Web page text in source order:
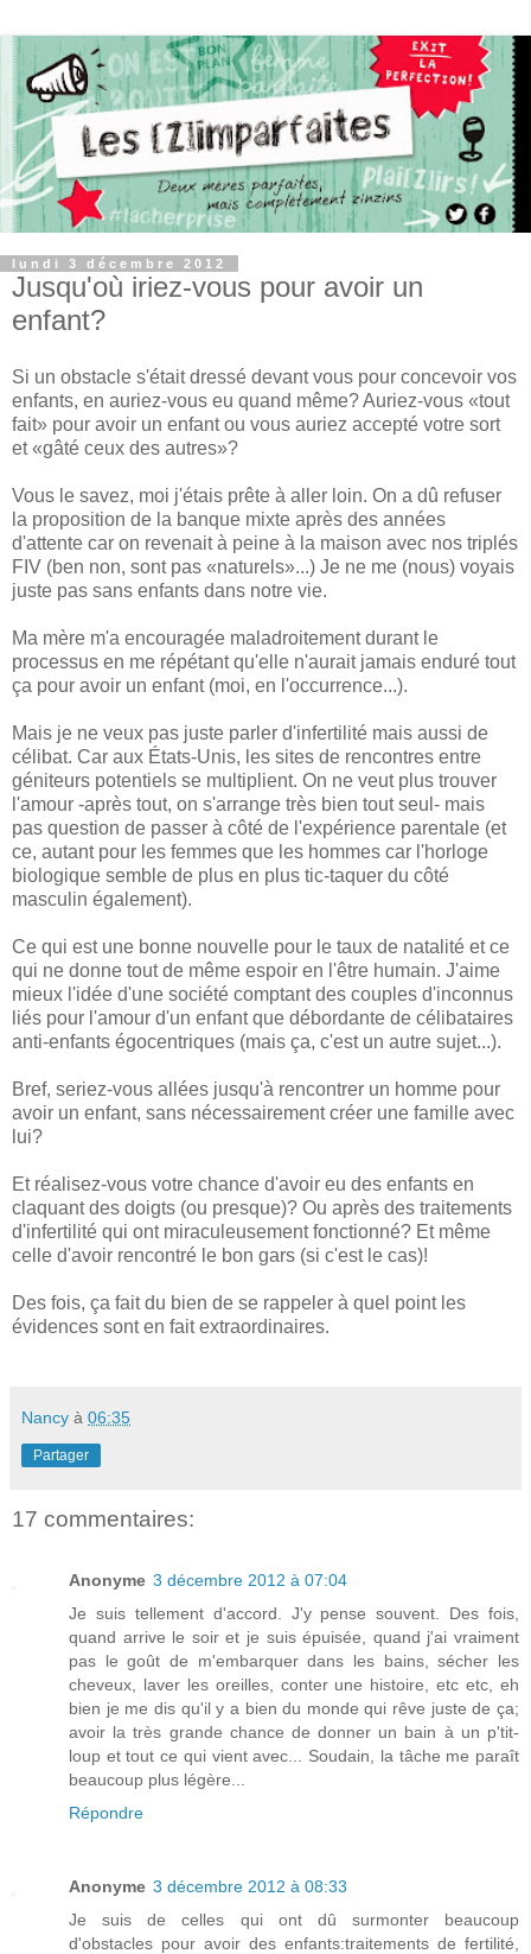
lundi 3 décembre 2012
Jusqu'où iriez-vous pour avoir un
enfant?
Si un obstacle s'était dressé devant vous pour concevoir vos
enfants, en auriez-vous eu quand même? Auriez-vous «tout
fait» pour avoir un enfant ou vous auriez accepté votre sort
et «gâté ceux des autres»?
Vous le savez, moi j'étais prête à aller loin. On a dû refuser
la proposition de la banque mixte après des années
d'attente car on revenait à peine à la maison avec nos triplés
FIV (ben non, sont pas «naturels»...) Je ne me (nous) voyais
juste pas sans enfants dans notre vie.
Ma mère m'a encouragée maladroitement durant le
processus en me répétant qu'elle n'aurait jamais enduré tout
ça pour avoir un enfant (moi, en l'occurrence...).
Mais je ne veux pas juste parler d'infertilité mais aussi de
célibat. Car aux États-Unis, les sites de rencontres entre
géniteurs potentiels se multiplient. On ne veut plus trouver
l'amour -après tout, on s'arrange très bien tout seul- mais
pas question de passer à côté de l'expérience parentale (et
ce, autant pour les femmes que les hommes car l'horloge
biologique semble de plus en plus tic-taquer du côté
masculin également).
Ce qui est une bonne nouvelle pour le taux de natalité et ce
qui ne donne tout de même espoir en l'être humain. J'aime
mieux l'idée d'une société comptant des couples d'inconnus
liés pour l'amour d'un enfant que débordante de célibataires
anti-enfants égocentriques (mais ça, c'est un autre sujet...).
Bref, seriez-vous allées jusqu'à rencontrer un homme pour
avoir un enfant, sans nécessairement créer une famille avec
lui?
Et réalisez-vous votre chance d'avoir eu des enfants en
claquant des doigts (ou presque)? Ou après des traitements
d'infertilité qui ont miraculeusement fonctionné? Et même
celle d'avoir rencontré le bon gars (si c'est le cas)!
Des fois, ça fait du bien de se rappeler à quel point les
évidences sont en fait extraordinaires.
Nancy à 06:35
Partager
17 commentaires:
Anonyme 3 décembre 2012 à 07:04
Je suis tellement d'accord. J'y pense souvent. Des fois,
quand arrive le soir et je suis épuisée, quand j'ai vraiment
pas le goût de m'embarquer dans les bains, sécher les
cheveux, laver les oreilles, conter une histoire, etc etc, eh
bien je me dis qu'il y a bien du monde qui rêve juste de ça;
avoir la très grande chance de donner un bain à un p'tit-
loup et tout ce qui vient avec... Soudain, la tâche me paraît
beaucoup plus légère...
Répondre
Anonyme 3 décembre 2012 à 08:33
Je suis de celles qui ont dû surmonter beaucoup
d'obstacles pour avoir des enfants:traitements de fertilité,